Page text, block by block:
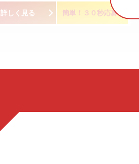
詳しく見る 簡単！３０秒応募